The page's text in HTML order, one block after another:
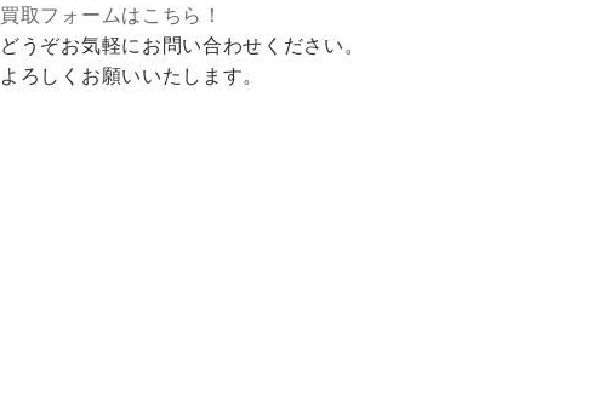
買取フォームはこちら！
どうぞお気軽にお問い合わせください。
よろしくお願いいたします。